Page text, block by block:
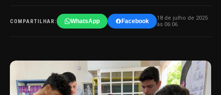
COMPARTILHAR: WhatsApp Facebook
18 de julho de 2025
às 06:06